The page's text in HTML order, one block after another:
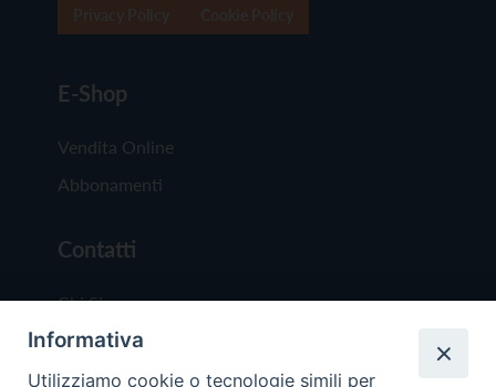
E-Shop
Vendita Online
Abbonamenti
Contatti
Chi Siamo
Redazione
Scrivici
Informativa
Utilizziamo cookie o tecnologie simili per